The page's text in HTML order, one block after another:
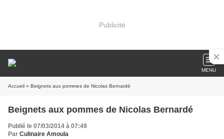
Publicité
MENU
Accueil » Beignets aux pommes de Nicolas Bernardé
Beignets aux pommes de Nicolas Bernardé
Publié le 07/03/2014 à 07:49
Par Culinaire Amoula